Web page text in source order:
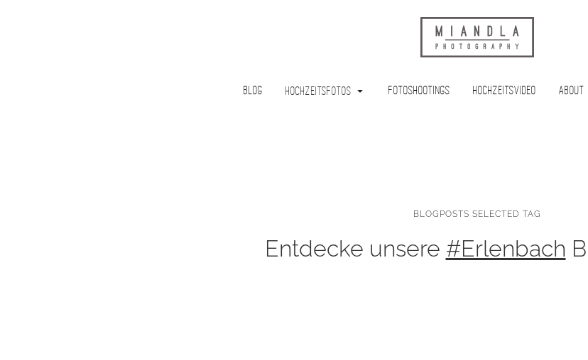
Blog Hochzeitsfotos Fotoshootings Hochzeitsvideo About
BLOGPOSTS SELECTED TAG
Entdecke unsere #Erlenbach